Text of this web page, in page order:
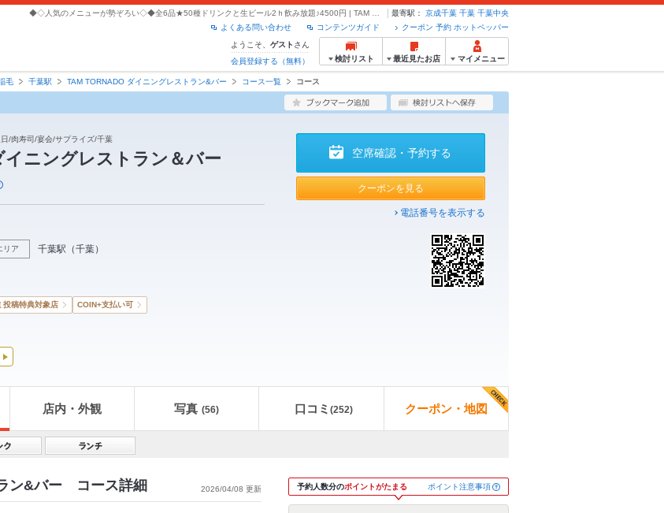
最寄駅： 京成千葉 千葉 千葉中央
クーポン 予約 ホットペッパー
コンテンツガイド
よくある問い合わせ
ようこそ、 ゲスト さん
会員登録する（無料）
検討リスト 最近見たお店 マイメニュー
毛 千葉駅 TAM TORNADO ダイニングレストラン&バー コース一覧 コース
/肉寿司/宴会/サプライズ/千葉
イニングレストラン＆バー
リア 千葉駅 （千葉）
空席確認・予約する
クーポンを見る
電話番号を表示する
投稿特典対象店 COIN+支払い可
店内・外観 写真 (56) 口コミ (252) クーポン・地図
ン&バー コース詳細 2026/04/08 更新 予約人数分のポイントがたまる ポイント注意事項